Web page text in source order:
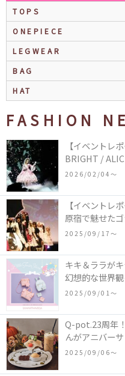
TOPS
ONEPIECE
LEGWEAR
BAG
HAT
FASHION
【イベントレ
BRIGHT /
COLLECTION
2026/02/04〜
【イベントレ
原宿で魅せた
2025/09/17〜
キキ＆ララが
幻想的な世界
ツインスター
2025/09/01〜
Q-pot.23周年
んがアニバー
ーキアクセサ
「かぼちゃの
2025/09/06〜